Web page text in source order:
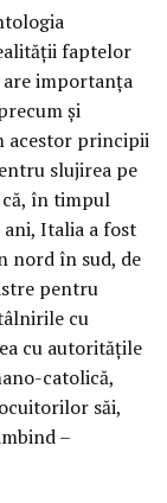
faptelor
importanța
și
acestor principii
slujirea pe
în timpul
Italia a fost
nord în sud, de
pentru
cu
cu autoritățile
catolică,
săi,
–